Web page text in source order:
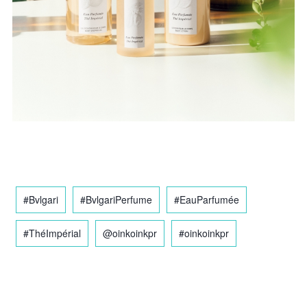
#Bvlgari #BvlgariPerfume #EauParfumée
#ThéImpérial @oinkoinkpr #oinkoinkpr